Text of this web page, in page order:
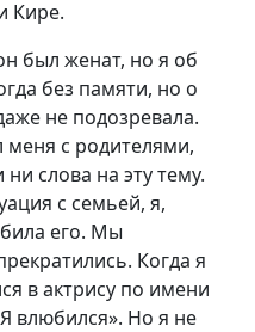
Кире.
был женат, но я об
без памяти, но о
не подозревала.
меня с родителями,
слова на эту тему.
с семьей, я,
его. Мы
Когда я
в актрису по имени
влюбился». Но я не